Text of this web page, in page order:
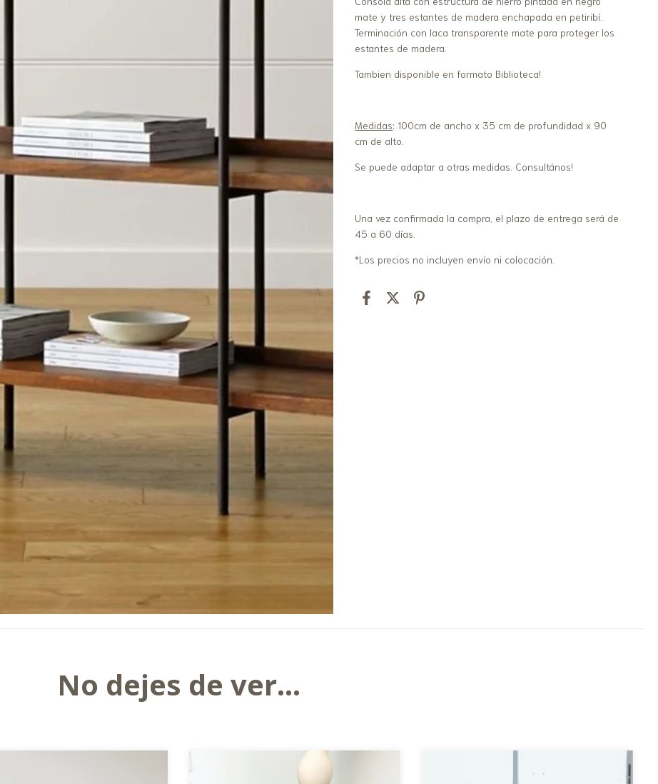
mate y tres estantes de madera enchapada en petiribí.
Terminación con laca transparente mate para proteger los
estantes de madera.
Tambien disponible en formato Biblioteca!
Medidas: 100cm de ancho x 35 cm de profundidad x 90
cm de alto.
Se puede adaptar a otras medidas. Consultános!
Una vez confirmada la compra, el plazo de entrega será de
45 a 60 días.
*Los precios no incluyen envío ni colocación.
No dejes de ver...